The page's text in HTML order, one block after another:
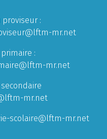
:
mr.net
:
mr.net
mr.net
scolaire@lftm-mr.net